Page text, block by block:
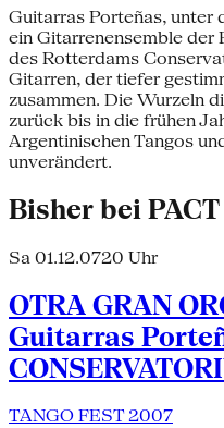
Guitarras Porteñas, unter
ein Gitarrenensemble der
des Rotterdams
Gitarren, der tiefer
zusammen. Die Wurzeln
zurück bis in die frühen
Argentinischen Tangos
unverändert.
Bisher bei PACT
Sa 01.12.0720 Uhr
OTRA GRAN
Guitarras
TANGO FEST 2007